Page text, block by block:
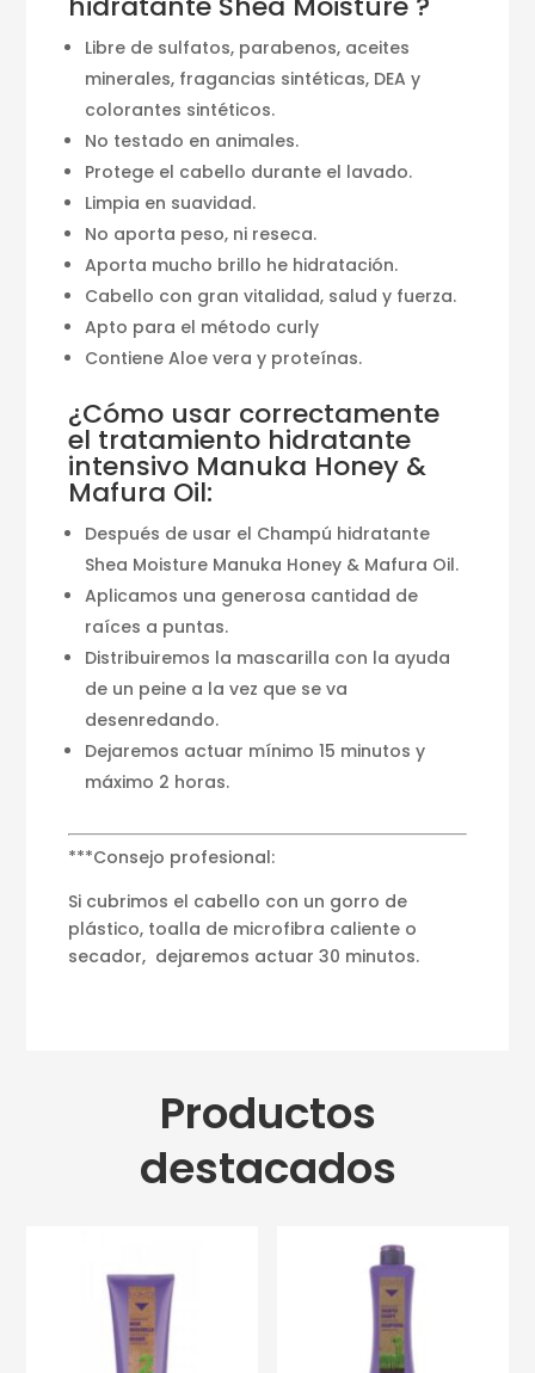
Libre de sulfatos, parabenos, aceites
minerales, fragancias sintéticas, DEA y
colorantes sintéticos.
No testado en animales.
Protege el cabello durante el lavado.
Limpia en suavidad.
No aporta peso, ni reseca.
Aporta mucho brillo he hidratación.
Cabello con gran vitalidad, salud y fuerza.
Apto para el método curly
Contiene Aloe vera y proteínas.
¿Cómo usar correctamente
el tratamiento hidratante
intensivo Manuka Honey &
Mafura Oil:
Después de usar el Champú hidratante
Shea Moisture Manuka Honey & Mafura Oil.
Aplicamos una generosa cantidad de
raíces a puntas.
Distribuiremos la mascarilla con la ayuda
de un peine a la vez que se va
desenredando.
Dejaremos actuar mínimo 15 minutos y
máximo 2 horas.
***Consejo profesional:
Si cubrimos el cabello con un gorro de
plástico, toalla de microfibra caliente o
secador, dejaremos actuar 30 minutos.
Productos
destacados